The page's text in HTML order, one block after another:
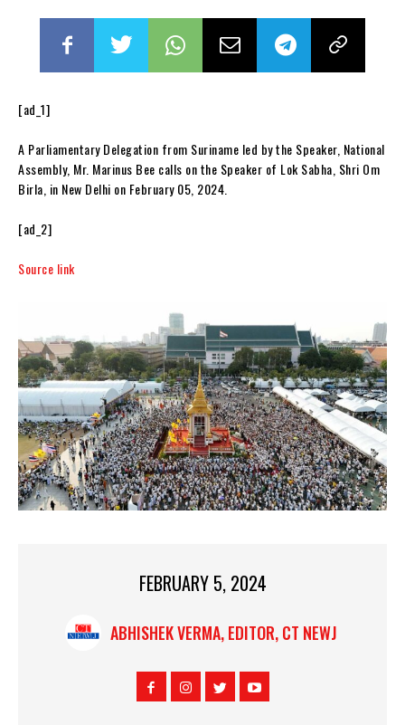
[ad_1]
A Parliamentary Delegation from Suriname led by the Speaker, National
Assembly, Mr. Marinus Bee calls on the Speaker of Lok Sabha, Shri Om
Birla, in New Delhi on February 05, 2024.
[ad_2]
Source link
FEBRUARY 5, 2024
ABHISHEK VERMA, EDITOR, CT NEWJ